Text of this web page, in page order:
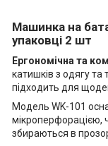
Машинка на
упаковці 2 шт
Ергономічна та
катишків з одягу
підходить для
Модель WK-101
мікроперфорацією,
збираються в